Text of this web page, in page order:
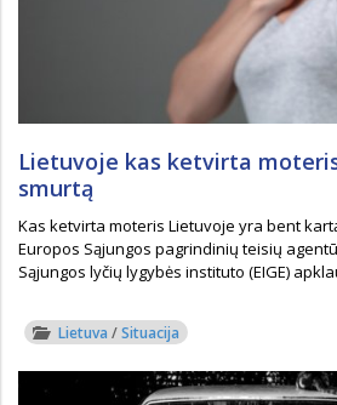
Lietuvoje kas ketvirta
smurtą
Kas ketvirta moteris Lietuvoje yra bent
Europos Sąjungos pagrindinių teisių
Sąjungos lyčių lygybės instituto (EIGE)
Lietuva /Situacija